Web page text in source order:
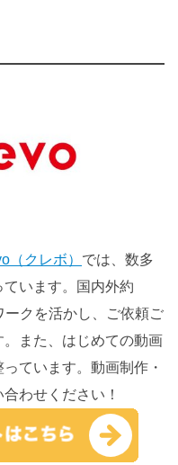
（クレボ） では、数多
います。国内外約
クを活かし、ご依頼ご
また、はじめての動画
ています。動画制作・
わせください！